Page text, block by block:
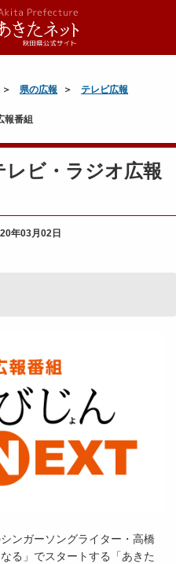
県の広報
テレビ広報
報番組
レビ・ラジオ広報
年03月02日
ンガーソングライター・高橋
る」でスタートする「あきた